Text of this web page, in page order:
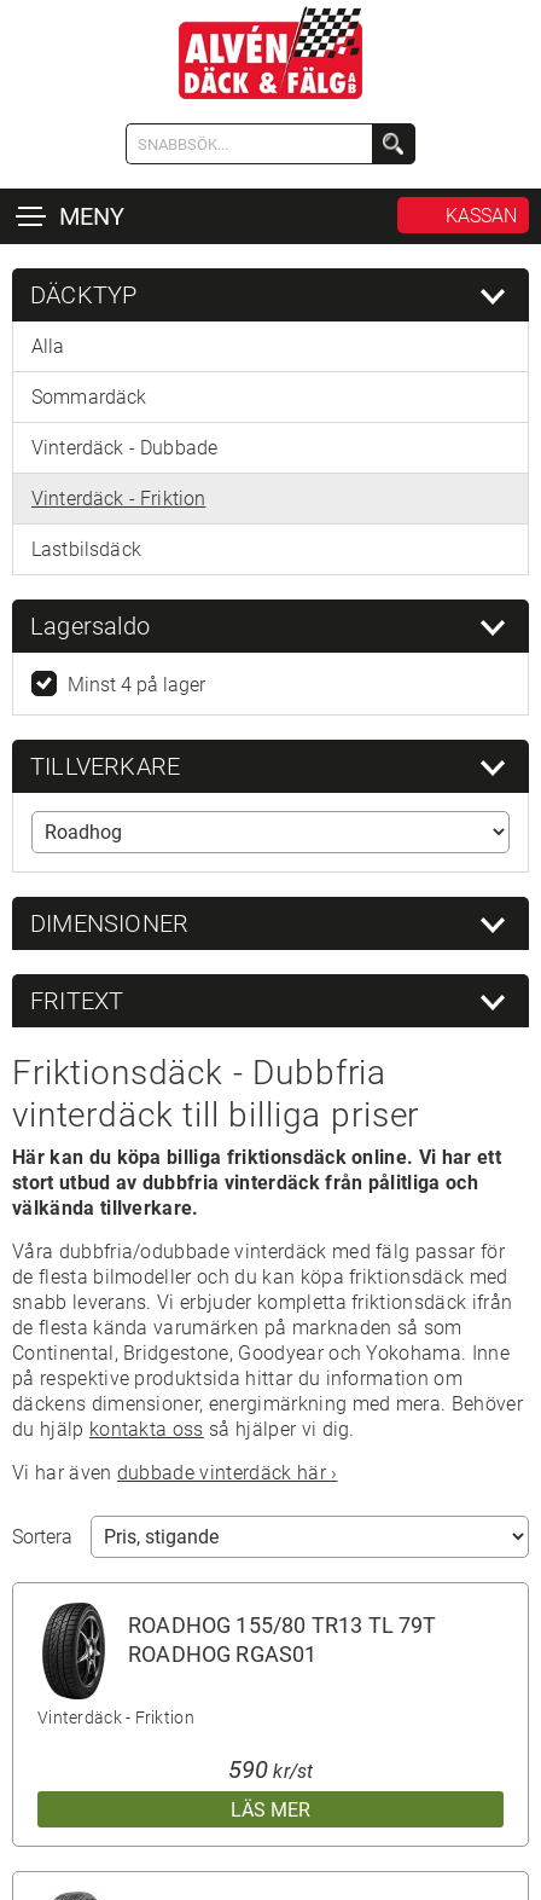
MENY KASSAN
DÄCKTYP
Alla
Sommardäck
Vinterdäck - Dubbade
Vinterdäck - Friktion
Lastbilsdäck
Lagersaldo
Minst 4 på lager
TILLVERKARE
DIMENSIONER
FRITEXT
Friktionsdäck - Dubbfria
vinterdäck till billiga priser
Här kan du köpa billiga friktionsdäck online. Vi har ett
stort utbud av dubbfria vinterdäck från pålitliga och
välkända tillverkare.
Våra dubbfria/odubbade vinterdäck med fälg passar för
de flesta bilmodeller och du kan köpa friktionsdäck med
snabb leverans. Vi erbjuder kompletta friktionsdäck ifrån
de flesta kända varumärken på marknaden så som
Continental, Bridgestone, Goodyear och Yokohama. Inne
på respektive produktsida hittar du information om
däckens dimensioner, energimärkning med mera. Behöver
du hjälp kontakta oss så hjälper vi dig.
Vi har även dubbade vinterdäck här ›
Sortera
ROADHOG 155/80 TR13 TL 79T
ROADHOG RGAS01
Vinterdäck - Friktion
LÄS MER
590 kr/st